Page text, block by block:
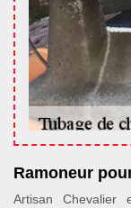
Ramoneur
Artisan Chevalier